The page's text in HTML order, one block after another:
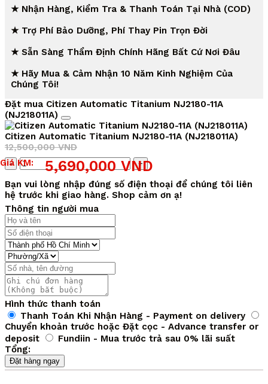
★ Nhận Hàng, Kiểm Tra & Thanh Toán Tại Nhà (COD)
★ Trợ Phí Bảo Dưỡng, Phí Thay Pin Trọn Đời
★ Sẵn Sàng Thẩm Định Chính Hãng Bất Cứ Nơi Đâu
★ Hãy Mua & Cảm Nhận 10 Năm Kinh Nghiệm Của
Chúng Tôi!
Đặt mua Citizen Automatic Titanium NJ2180-11A
(NJ218011A)
Citizen Automatic Titanium NJ2180-11A (NJ218011A)
12,500,000VND
Giá
gốc
là:
12,500,000 VND.
5,690,000VND
Giá
hiện
tại
là:
5,690,000 VND.
Giá KM:
Số
lượng
Bạn vui lòng nhập đúng số điện thoại để chúng tôi liên
hệ trước khi giao hàng. Shop cảm ơn ạ!
Thông tin người mua
Hình thức thanh toán
Thanh Toán Khi Nhận Hàng - Payment on delivery
Chuyển khoản trước hoặc Đặt cọc - Advance transfer or
deposit
Fundiin - Mua trước trả sau 0% lãi suất
Tổng:
Đặt hàng ngay